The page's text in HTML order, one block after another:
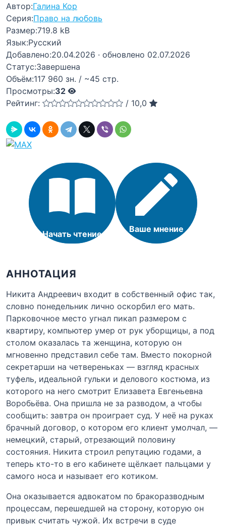
Автор:Галина Кор
Серия:Право на любовь
Размер:719.8 kB
Язык:Русский
Добавлено:20.04.2026 · обновлено 02.07.2026
Статус:Завершена
Объём:117 960 зн. / ~45 стр.
Просмотры:32
Рейтинг:
/ 10,0
Начать чтение Ваше мнение
АННОТАЦИЯ
Никита Андреевич входит в собственный офис так,
словно понедельник лично оскорбил его мать.
Парковочное место угнал пикап размером с
квартиру, компьютер умер от рук уборщицы, а под
столом оказалась та женщина, которую он
мгновенно представил себе там. Вместо покорной
секретарши на четвереньках — взгляд красных
туфель, идеальной гульки и делового костюма, из
которого на него смотрит Елизавета Евгеньевна
Воробьёва. Она пришла не за разводом, а чтобы
сообщить: завтра он проиграет суд. У неё на руках
брачный договор, о котором его клиент умолчал, —
немецкий, старый, отрезающий половину
состояния. Никита строил репутацию годами, а
теперь кто-то в его кабинете щёлкает пальцами у
самого носа и называет его котиком.
Она оказывается адвокатом по бракоразводным
процессам, перешедшей на сторону, которую он
привык считать чужой. Их встречи в суде